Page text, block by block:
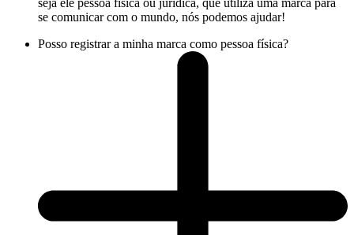
seja ele pessoa física ou jurídica, que utiliza uma marca para
se comunicar com o mundo, nós podemos ajudar!
Posso registrar a minha marca como pessoa física?